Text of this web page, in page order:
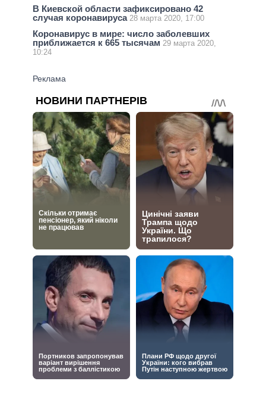
В Киевской области зафиксировано 42
случая коронавируса 28 марта 2020, 17:00
Коронавирус в мире: число заболевших
приближается к 665 тысячам 29 марта 2020,
10:24